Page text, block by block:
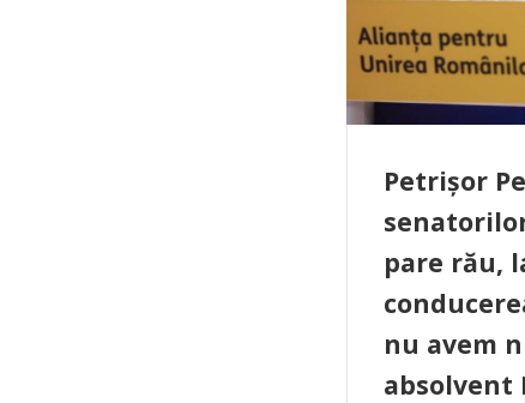
Petrișor
pare rău,
nu avem
absolvent